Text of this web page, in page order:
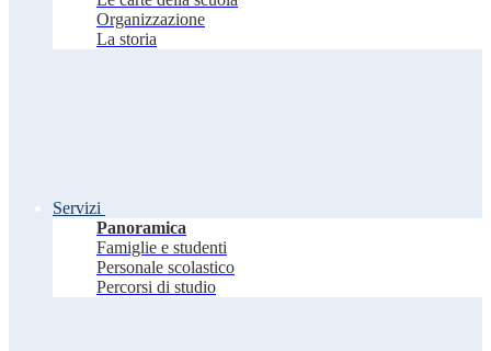
Organizzazione
La storia
Servizi
Panoramica
Famiglie e studenti
Personale scolastico
Percorsi di studio